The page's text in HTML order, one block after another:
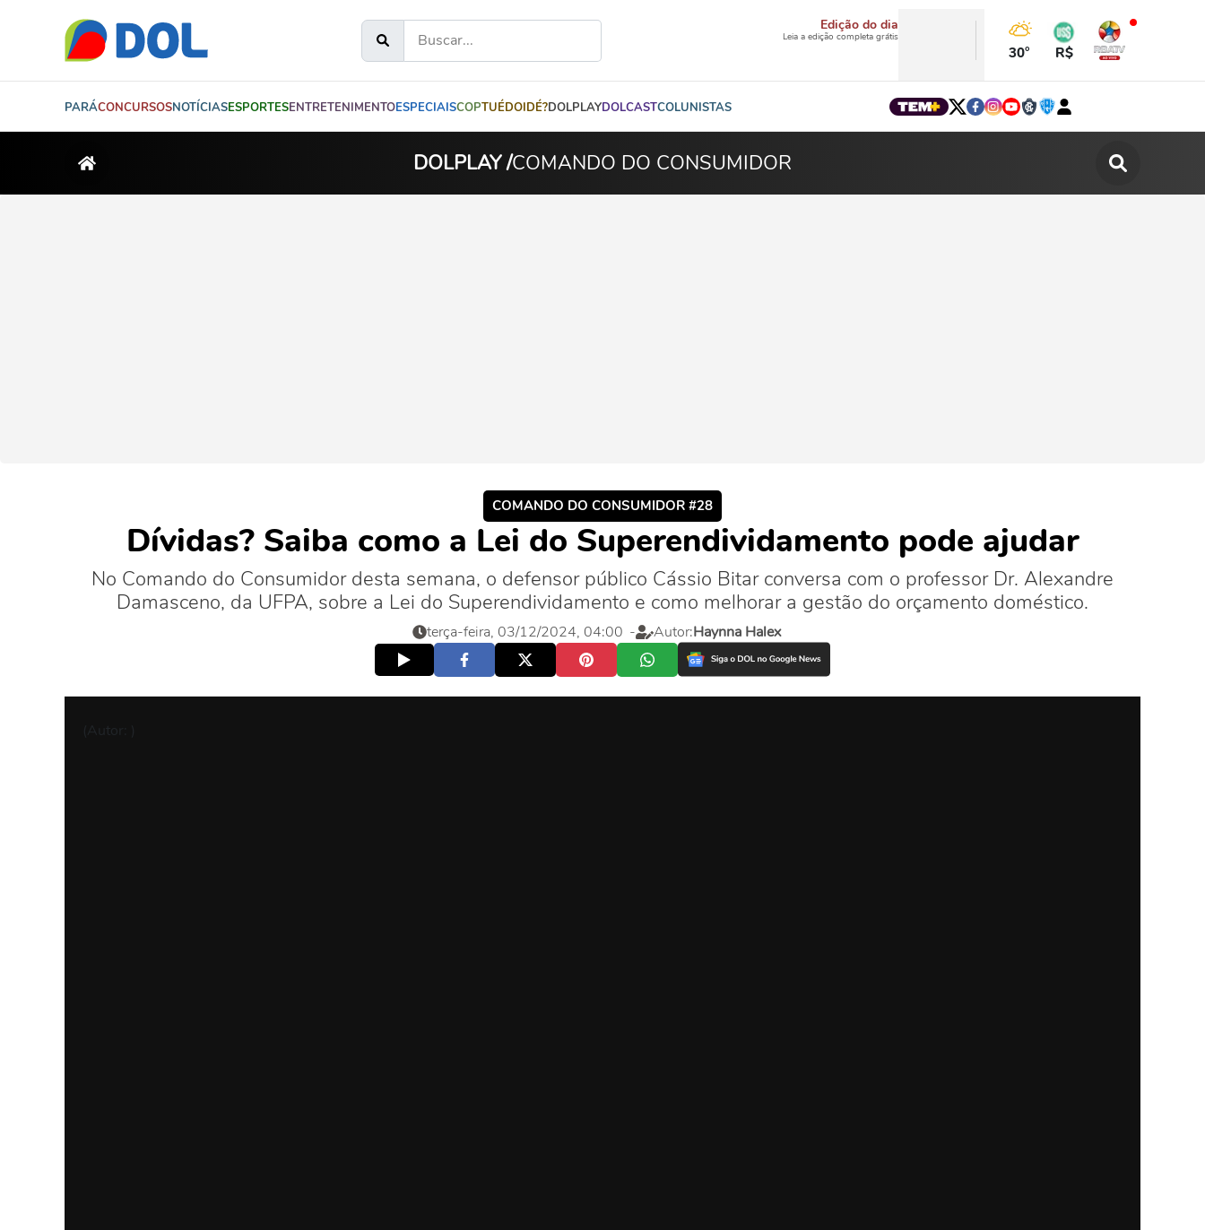
Edição do dia
Leia a edição completa grátis
30° R$
PARÁCONCURSOSNOTÍCIASESPORTESENTRETENIMENTOESPECIAISCOPTUÉDOIDÉ?DOLPLAYDOLCASTCOLUNISTAS
DOLPLAY /COMANDO DO CONSUMIDOR
COMANDO DO CONSUMIDOR #28
Dívidas? Saiba como a Lei do Superendividamento pode ajudar
No Comando do Consumidor desta semana, o defensor público Cássio Bitar conversa com o professor Dr. Alexandre
Damasceno, da UFPA, sobre a Lei do Superendividamento e como melhorar a gestão do orçamento doméstico.
terça-feira, 03/12/2024, 04:00 - Autor:Haynna Halex
(Autor: )